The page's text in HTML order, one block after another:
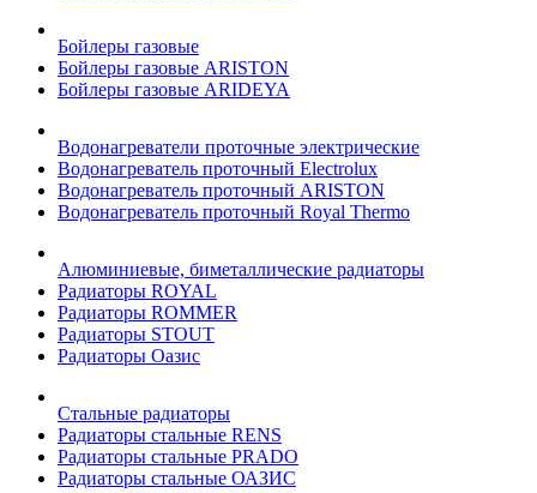
Бойлеры газовые
Бойлеры газовые ARISTON
Бойлеры газовые ARIDEYA
Водонагреватели проточные электрические
Водонагреватель проточный Electrolux
Водонагреватель проточный ARISTON
Водонагреватель проточный Royal Thermo
Алюминиевые, биметаллические радиаторы
Радиаторы ROYAL
Радиаторы ROMMER
Радиаторы STOUT
Радиаторы Оазис
Стальные радиаторы
Радиаторы стальные RENS
Радиаторы стальные PRADO
Радиаторы стальные ОАЗИС